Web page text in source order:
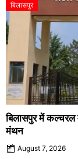
बिलासपुर
बिलासपुर में कल्चरल
मंथन
August 7, 2026